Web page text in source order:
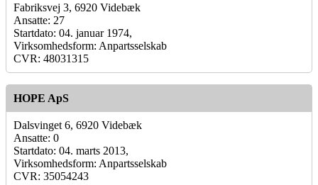
Fabriksvej 3, 6920 Videbæk
Ansatte: 27
Startdato: 04. januar 1974,
Virksomhedsform: Anpartsselskab
CVR: 48031315
HOPE ApS
Dalsvinget 6, 6920 Videbæk
Ansatte: 0
Startdato: 04. marts 2013,
Virksomhedsform: Anpartsselskab
CVR: 35054243